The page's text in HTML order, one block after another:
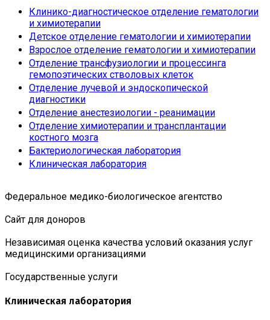
Клинико-диагностическое отделение гематологии
и химиотерапии
Детское отделение гематологии и химиотерапии
Взрослое отделение гематологии и химиотерапии
Отделение трансфузиологии и процессинга
гемопоэтических стволовых клеток
Отделение лучевой и эндоскопической
диагностики
Отделение анестезиологии - реанимации
Отделение химиотерапии и трансплантации
костного мозга
Бактериологическая лаборатория
Клиническая лаборатория
Федеральное медико-биологическое агентство
Сайт для доноров
Независимая оценка качества условий оказания услуг
медицинскими организациями
Государственные услуги
Клиническая лаборатория